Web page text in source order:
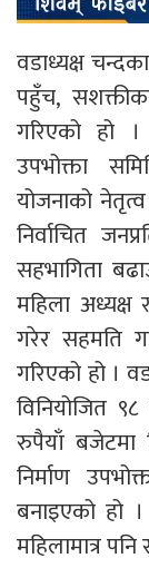
वडाध्यक्ष
पहुँच,
गरिएको हो
उपभोक्ता
योजनाको
निर्वाचित
सहभागिता
महिला अध्यक्ष
गरेर सहमति
गरिएको हो ।
विनियोजित
रुपैयाँ बजेटमा
निर्माण
बनाइएको हो
महिलामात्र